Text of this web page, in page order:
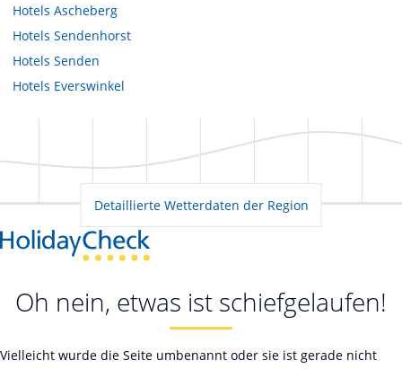
Hotels Ascheberg
Hotels Sendenhorst
Hotels Senden
Hotels Everswinkel
Detaillierte Wetterdaten der Region
Oh nein, etwas ist schiefgelaufen!
Vielleicht wurde die Seite umbenannt oder sie ist gerade nicht